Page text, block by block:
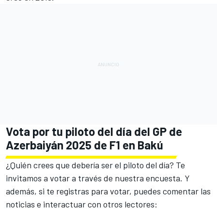
Vota por tu piloto del día del GP de
Azerbaiyán 2025 de F1 en Bakú
¿Quién crees que debería ser el piloto del día? Te
invitamos a votar a través de nuestra encuesta. Y
además, si te registras para votar, puedes comentar las
noticias e interactuar con otros lectores: